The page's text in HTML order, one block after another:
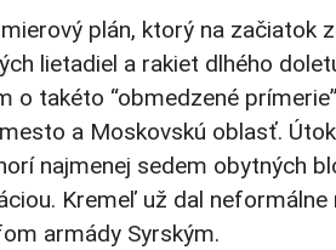
plán, ktorý na začiatok
lietadiel a rakiet dlhého
o takéto “obmedzené
a Moskovskú oblasť.
najmenej sedem obytných
Kremeľ už dal neformálne
armády Syrským.